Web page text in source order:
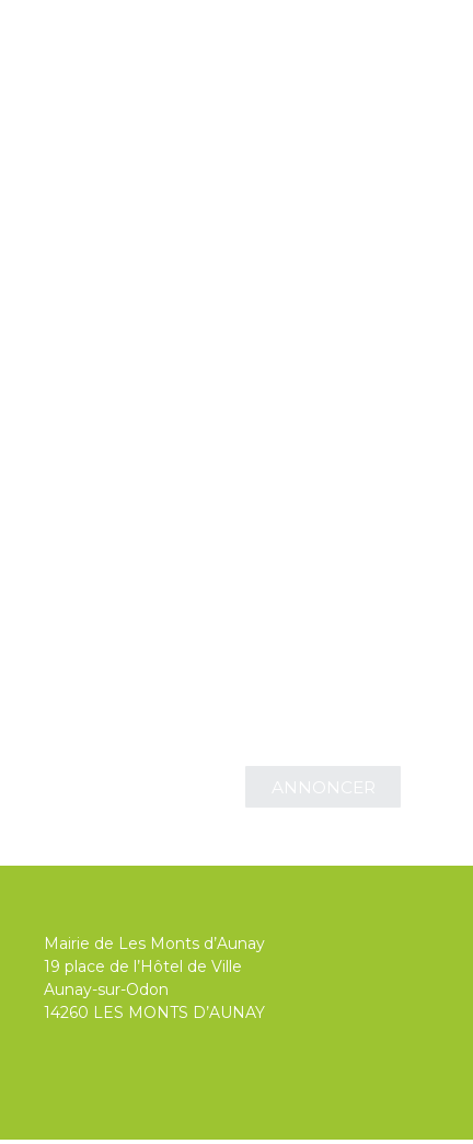
Mairie de Les Monts d’Aunay
19 place de l’Hôtel de Ville
Aunay-sur-Odon
14260 LES MONTS D’AUNAY